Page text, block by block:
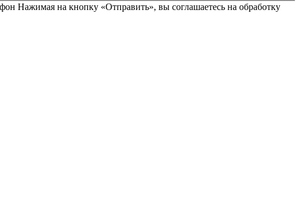
Оставьте это поле пустым.
Нажимая на кнопку «Отправить», вы соглашаетесь на обработку